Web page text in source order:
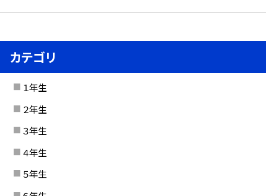
カテゴリ
１年生
２年生
３年生
４年生
５年生